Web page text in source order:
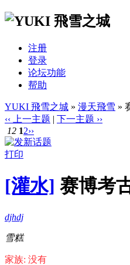
注册
登录
论坛功能
帮助
YUKI 飛雪之城 » 漫天飛雪 »
‹‹ 上一主题 | 下一主题 ››
12 12››
打印
[灌水] 赛博考
djhdj
雪糕
家族: 没有